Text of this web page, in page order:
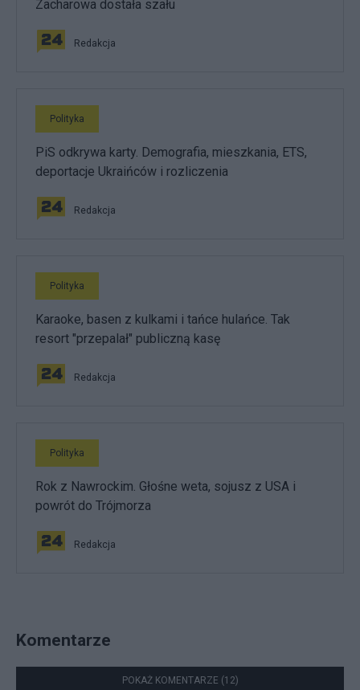
Zacharowa dostała szału
Redakcja
Polityka
PiS odkrywa karty. Demografia, mieszkania, ETS,
deportacje Ukraińców i rozliczenia
Redakcja
Polityka
Karaoke, basen z kulkami i tańce hulańce. Tak
resort "przepalał" publiczną kasę
Redakcja
Polityka
Rok z Nawrockim. Głośne weta, sojusz z USA i
powrót do Trójmorza
Redakcja
Komentarze
POKAŻ KOMENTARZE (12)